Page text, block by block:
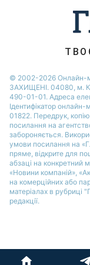
© 2002-2026 Онлайн-
ЗАХИЩЕНІ. 04080, м.
490-01-01. Адреса
Ідентифікатор онлайн-
01822. Передрук,
посилання на
забороняється.
умови посилання на
пряме, відкрите для
абзаці на конкретний
«Новини компаній»,
на комерційних або
матеріалах в рубриці
редакції.